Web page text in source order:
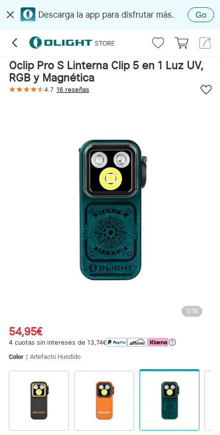
Descarga la app para disfrutar más. Go
Oclip Pro S Linterna Clip 5 en 1 Luz UV,
RGB y Magnética
4.7 16 reseñas
1/16
54,95€
4 cuotas sin intereses de 13,74€
Color： Artefacto Hundido